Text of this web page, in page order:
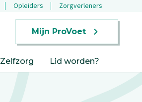
Opleiders Zorgverleners
Mijn ProVoet
Zelfzorg Lid worden?